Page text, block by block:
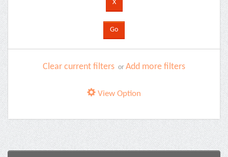
Clear current filters or Add more filters
View Option